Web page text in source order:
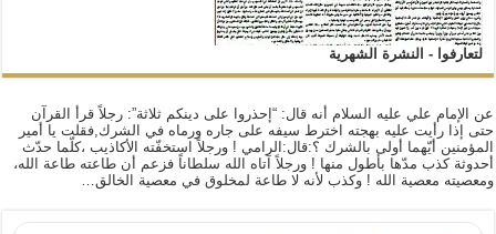
لتعارفوا - النشرة الشهرية
عن الإمام علي عليه السلام أنه قال: “إحذروا على دينكم ثلاثة”: رجلاً قرأ القرآن
حتى إذا رأيت عليه بهجته اخترط سيفه على جاره ورماه في الشرك,فقلت يا أمير
المؤمنين أيّهما أولى بالشرك ؟:قال:الرامي ! ورجلاً استخفّته الأكاذيب ،كلّما حدّث
أحدوثة كذب مدّها بأطول منها ! ورجلاً آتاه الله سلطاناً فزعم أن طاعته طاعة الله،
ومعصيته معصية الله ! وكذب لأنه لا طاعة لمخلوق في معصية الخالق…